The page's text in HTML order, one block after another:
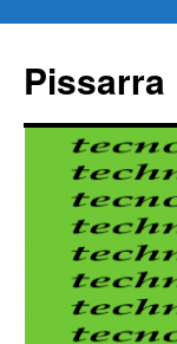
Pissarra